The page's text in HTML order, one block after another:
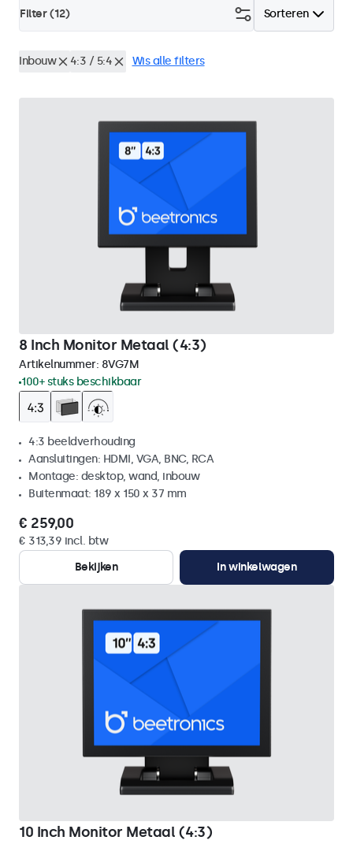
Sorteren
Filter (12)
Inbouw 4:3 / 5:4 Wis alle filters
8 Inch Monitor Metaal (4:3)
Artikelnummer: 8VG7M
100+ stuks beschikbaar
4:3 beeldverhouding
Aansluitingen: HDMI, VGA, BNC, RCA
Montage: desktop, wand, inbouw
Buitenmaat: 189 x 150 x 37 mm
€ 259,00
€ 313,39 incl. btw
Bekijken
In winkelwagen
10 Inch Monitor Metaal (4:3)